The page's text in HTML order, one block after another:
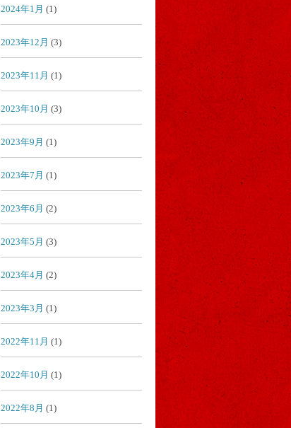
2024年1月 (1)
2023年12月 (3)
2023年11月 (1)
2023年10月 (3)
2023年9月 (1)
2023年7月 (1)
2023年6月 (2)
2023年5月 (3)
2023年4月 (2)
2023年3月 (1)
2022年11月 (1)
2022年10月 (1)
2022年8月 (1)